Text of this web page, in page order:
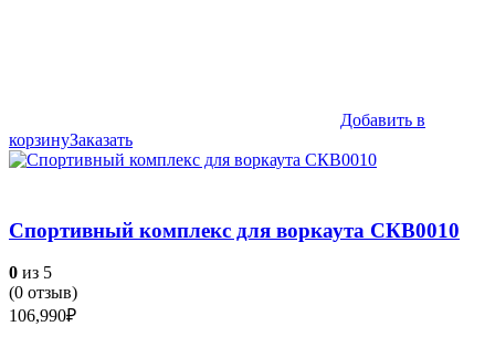
Добавить в
корзинуЗаказать
Спортивный комплекс для воркаута СКВ0010
0 из 5
(0 отзыв)
106,990₽